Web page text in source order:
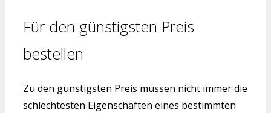
Für den günstigsten Preis
bestellen
Zu den günstigsten Preis müssen nicht immer die
schlechtesten Eigenschaften eines bestimmten